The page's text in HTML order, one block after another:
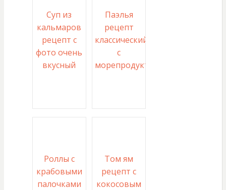
Суп из
кальмаров
рецепт с
фото очень
вкусный
Паэлья
рецепт
классический
с
морепродуктами
Роллы с
крабовыми
палочками
Том ям
рецепт с
кокосовым